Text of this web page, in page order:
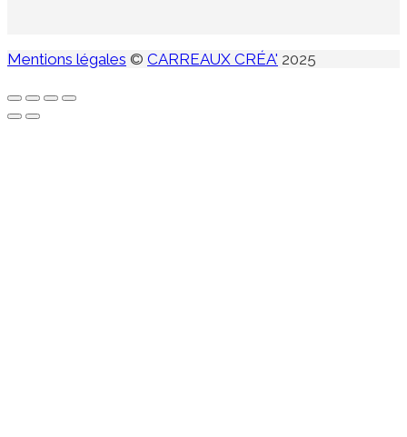
Mentions légales © CARREAUX CRÉA' 2025